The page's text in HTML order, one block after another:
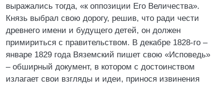
выражались тогда, «к оппозиции Его Величества».
Князь выбрал свою дорогу, решив, что ради чести
древнего имени и будущего детей, он должен
примириться с правительством. В декабре 1828-го –
январе 1829 года Вяземский пишет свою «Исповедь»
– обширный документ, в котором с достоинством
излагает свои взгляды и идеи, принося извинения